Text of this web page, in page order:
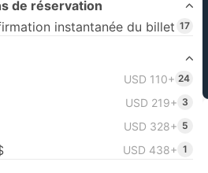
de réservation
instantanée du billet 17
USD 110+ 24
USD 219+ 3
USD 328+ 5
USD 438+ 1